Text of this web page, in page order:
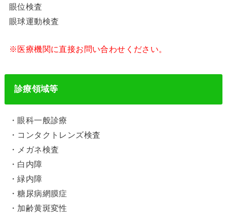
眼位検査
眼球運動検査
※医療機関に直接お問い合わせください。
診療領域等
・眼科一般診療
・コンタクトレンズ検査
・メガネ検査
・白内障
・緑内障
・糖尿病網膜症
・加齢黄斑変性